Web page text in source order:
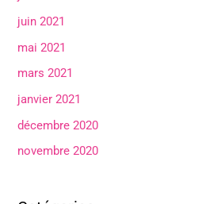
juin 2021
mai 2021
mars 2021
janvier 2021
décembre 2020
novembre 2020